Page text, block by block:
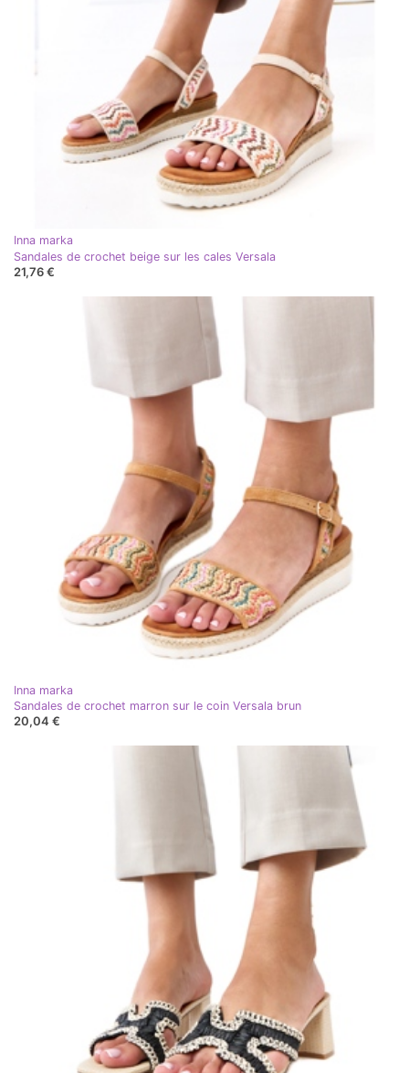
Inna marka
Sandales de crochet beige sur les cales Versala
21,76 €
Inna marka
Sandales de crochet marron sur le coin Versala brun
20,04 €